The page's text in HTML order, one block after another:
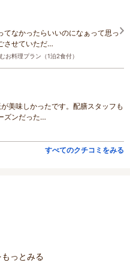
てなかったらいいのになぁって思っ
させていただ…
お料理プラン（1泊2食付）
美味しかったです。配膳スタッフも
ズンだった…
すべてのクチコミをみる
っとみる